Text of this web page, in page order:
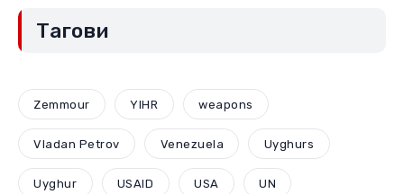
Тагови
Zemmour YIHR weapons
Vladan Petrov Venezuela Uyghurs
Uyghur USAID USA UN